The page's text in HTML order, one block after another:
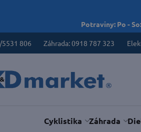
Potraviny: Po -
5531 806 Záhrada: 0918 787 323
Cyklistika Záhrada